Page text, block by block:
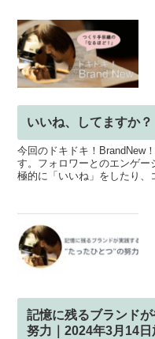
いいね、してますか
今回のドキドキ！BrandNew
す。フォロワーとのエンゲ
極的に「いいね」をしたり、
記憶に残るブランド
努力｜2024年3月14日